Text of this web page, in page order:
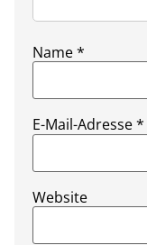
Name*
E-Mail-Adresse*
Website